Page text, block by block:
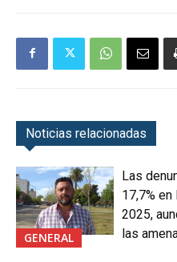
Noticias relacionadas
GENERAL
Las
17,7%
2025,
las